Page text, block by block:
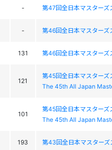
- 第47回全日本マスター
- 第46回全日本マスターズ
131 第46回全日本マスターズ
121
第45回全日本マスターズ
The 45th All Japan
101
第45回全日本マスターズ
The 45th All Japan
193 第43回全日本マスター